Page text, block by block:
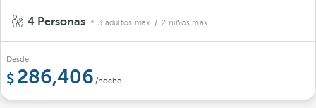
4 Personas 3 adultos máx. / 2 niños máx.
Desde
286,406 /noche